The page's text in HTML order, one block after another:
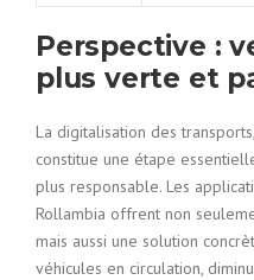
Perspective :
plus verte et
La digitalisation des
constitue une étape
plus responsable. Les
Rollambia offrent non
mais aussi une solution
véhicules en circulation,